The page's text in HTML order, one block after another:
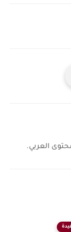
العربي.